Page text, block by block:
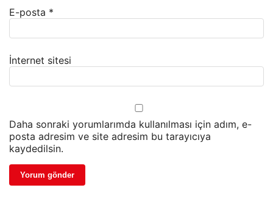
E-posta *
İnternet sitesi
Daha sonraki yorumlarımda kullanılması için adım, e-
posta adresim ve site adresim bu tarayıcıya
kaydedilsin.